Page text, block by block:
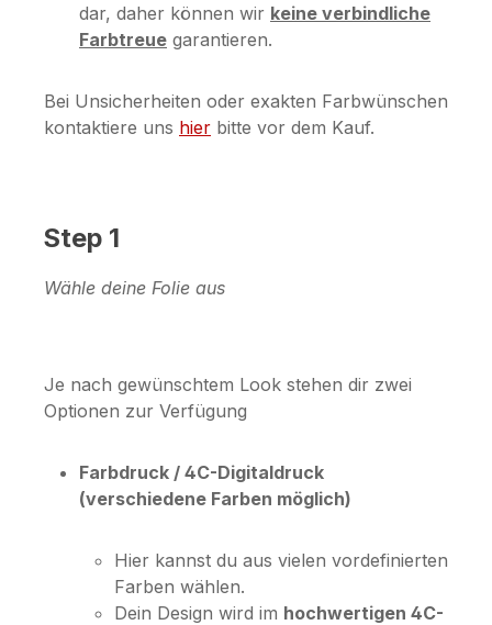
dar, daher können wir keine verbindliche
Farbtreue garantieren.
Bei Unsicherheiten oder exakten Farbwünschen
kontaktiere uns hier bitte vor dem Kauf.
Step 1
Wähle deine Folie aus
Je nach gewünschtem Look stehen dir zwei
Optionen zur Verfügung
Farbdruck / 4C-Digitaldruck
(verschiedene Farben möglich)
Hier kannst du aus vielen vordefinierten
Farben wählen.
Dein Design wird im hochwertigen 4C-